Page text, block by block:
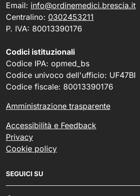
Email: info@ordinemedici.brescia.it
Centralino: 0302453211
P. IVA: 80013390176
Codici istituzionali
Codice IPA: opmed_bs
Codice univoco dell'ufficio: UF47BI
Codice fiscale: 80013390176
Amministrazione trasparente
Accessibilità e Feedback
Privacy
Cookie policy
SEGUICI SU